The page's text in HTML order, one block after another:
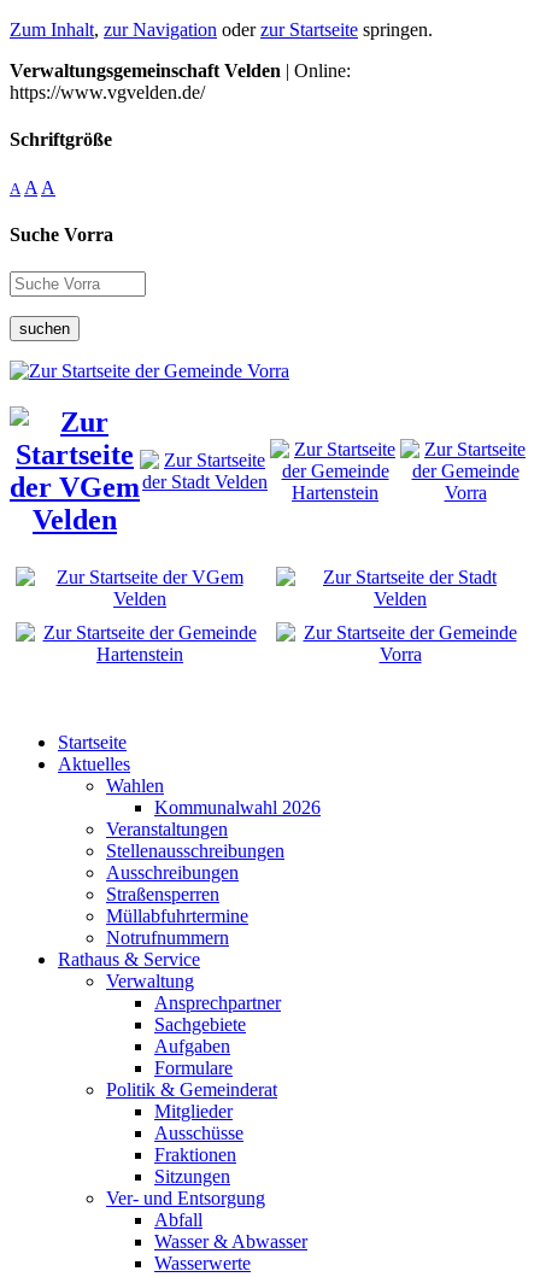
Zum Inhalt, zur Navigation oderzur Startseite springen.
Verwaltungsgemeinschaft Velden | Online:
https://www.vgvelden.de/
Schriftgröße
A A A
Suche Vorra
suchen
Startseite
Aktuelles
Wahlen
Kommunalwahl 2026
Veranstaltungen
Stellenausschreibungen
Ausschreibungen
Straßensperren
Müllabfuhrtermine
Notrufnummern
Rathaus & Service
Verwaltung
Ansprechpartner
Sachgebiete
Aufgaben
Formulare
Politik & Gemeinderat
Mitglieder
Ausschüsse
Fraktionen
Sitzungen
Ver- und Entsorgung
Abfall
Wasser & Abwasser
Wasserwerte